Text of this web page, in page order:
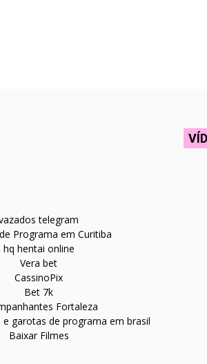
telegram
Programa em Curitiba
hq hentai online
Vera bet
CassinoPix
Bet 7k
Fortaleza
garotas de programa em brasil
Baixar Filmes